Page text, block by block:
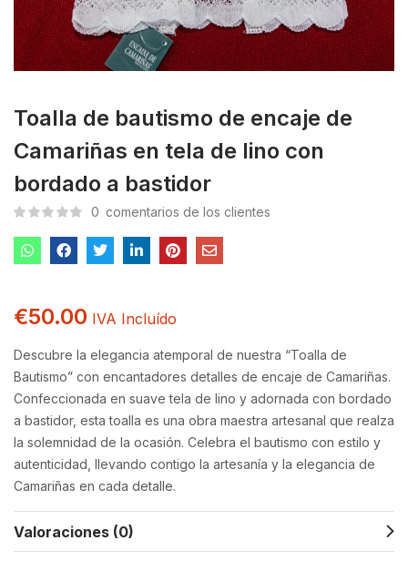
Toalla de bautismo de encaje de
Camariñas en tela de lino con
bordado a bastidor
0 comentarios de los clientes
€50.00 IVA Incluído
Descubre la elegancia atemporal de nuestra “Toalla de
Bautismo” con encantadores detalles de encaje de Camariñas.
Confeccionada en suave tela de lino y adornada con bordado
a bastidor, esta toalla es una obra maestra artesanal que realza
la solemnidad de la ocasión. Celebra el bautismo con estilo y
autenticidad, llevando contigo la artesanía y la elegancia de
Camariñas en cada detalle.
Valoraciones (0)